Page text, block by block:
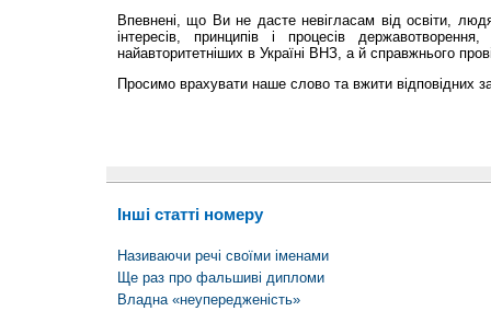
Впевнені, що Ви не дасте невігласам від освіти,
інтересів, принципів і процесів
найавторитетніших в Україні ВНЗ, а й справжнього
Просимо врахувати наше слово та вжити відповідних
Інші статті номеру
Називаючи речі своїми іменами
Ще раз про фальшиві дипломи
Владна «неупередженість»